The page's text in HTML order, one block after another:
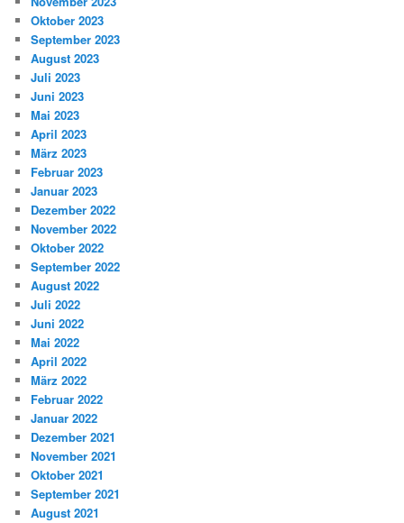
Oktober 2023
September 2023
August 2023
Juli 2023
Juni 2023
Mai 2023
April 2023
März 2023
Februar 2023
Januar 2023
Dezember 2022
November 2022
Oktober 2022
September 2022
August 2022
Juli 2022
Juni 2022
Mai 2022
April 2022
März 2022
Februar 2022
Januar 2022
Dezember 2021
November 2021
Oktober 2021
September 2021
August 2021